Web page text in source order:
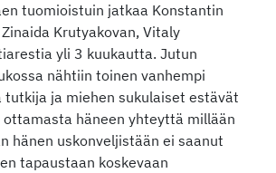
tuomioistuin jatkaa Konstantin
Krutyakovan, Vitaly
yli 3 kuukautta. Jutun
nähtiin toinen vanhempi
tutkija ja miehen sukulaiset estävät
ottamasta häneen yhteyttä millään
hänen uskonveljistään ei saanut
tapaustaan koskevaan